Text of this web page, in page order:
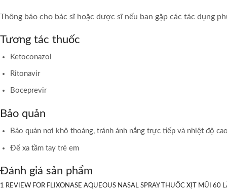
Thông báo cho bác sĩ hoặc dược sĩ nếu ban gặp các tác dụng
Tương tác thuốc
Ketoconazol
Ritonavir
Boceprevir
Bảo quản
Bảo quản nơi khô thoáng, tránh ánh nắng trực tiếp và nhiệt độ
Để xa tầm tay trẻ em
Đánh giá sản phẩm
1 REVIEW FOR FLIXONASE AQUEOUS NASAL SPRAY THUỐC XỊT MŨI 60